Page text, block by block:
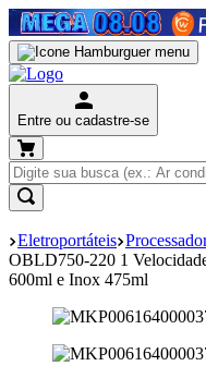
Entre ou cadastre-se
Eletroportáteis
OBLD750-220 1
600ml e Inox 475ml